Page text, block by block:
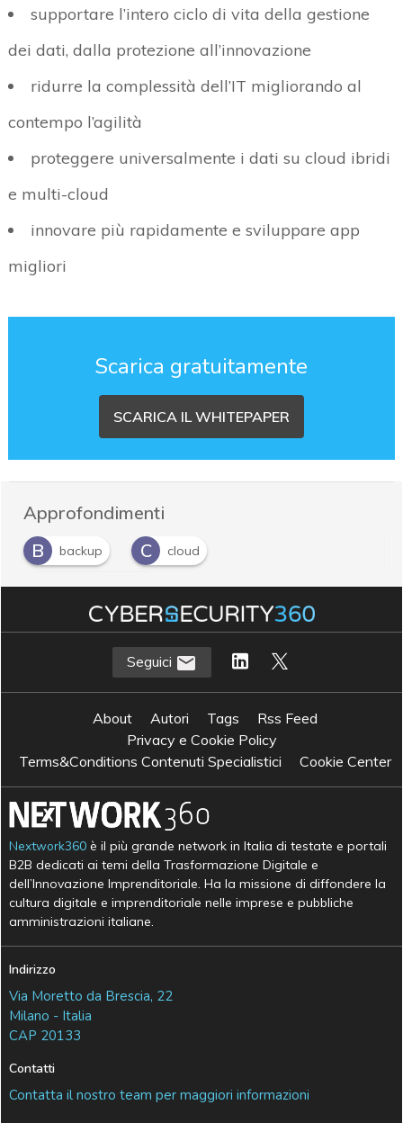
supportare l’intero ciclo di vita della gestione
dei dati, dalla protezione all’innovazione
ridurre la complessità dell’IT migliorando al
contempo l’agilità
proteggere universalmente i dati su cloud ibridi
e multi-cloud
innovare più rapidamente e sviluppare app
migliori
Scarica gratuitamente
SCARICA IL WHITEPAPER
Approfondimenti
B
backup C cloud
D data protection
Seguici
About Autori Tags
Rss Feed
Privacy e Cookie Policy
Terms&Conditions Contenuti Specialistici
Cookie Center
Nextwork360 è il più grande network in Italia di testate e portali
B2B dedicati ai temi della Trasformazione Digitale e
dell’Innovazione Imprenditoriale. Ha la missione di diffondere la
cultura digitale e imprenditoriale nelle imprese e pubbliche
amministrazioni italiane.
Indirizzo
Via Moretto da Brescia, 22
Milano - Italia
CAP 20133
Contatti
Contatta il nostro team per maggiori informazioni